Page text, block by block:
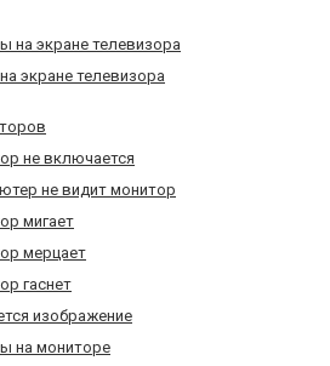
на экране телевизора
экране телевизора
не включается
не видит монитор
мигает
мерцает
гаснет
изображение
на мониторе